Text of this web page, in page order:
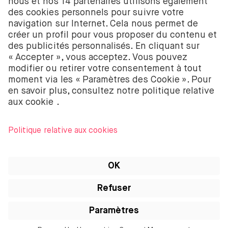
58403949. BUX B.V. est autorisé et réglementé par
l’Autorité néerlandaise des marchés financiers
(Autoriteit Financiële Markten – AFM).
BUX B.V. ne fournit pas de conseils d’investissement
et les investisseurs individuels doivent prendre leurs
propres décisions ou chercher des conseils
indépendants. Investir comporte des risques. La
valeur des investissements peut augmenter ou
investissement.
iTunes sont des marques d’Apple Inc. enregistrées
marque d’Apple Inc. App Store est une marque de